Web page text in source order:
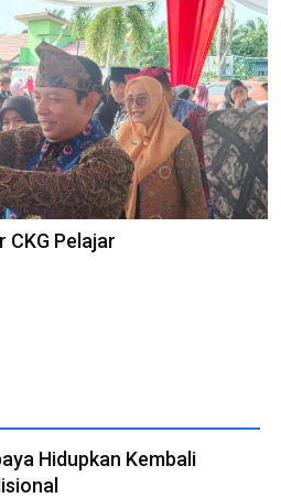
CKG Pelajar
Hidupkan Kembali